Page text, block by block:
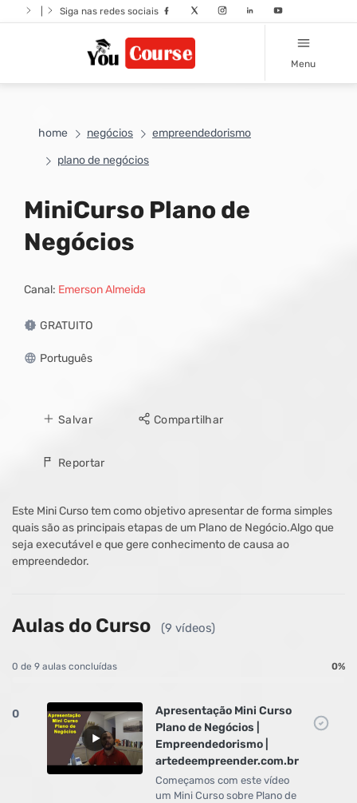
Siga nas redes sociais
Menu
home negócios
empreendedorismo
plano de negócios
MiniCurso Plano de
Negócios
Canal: Emerson Almeida
GRATUITO
Português
Salvar Compartilhar
Reportar
Este Mini Curso tem como objetivo apresentar de forma simples
quais são as principais etapas de um Plano de Negócio.Algo que
seja executável e que gere conhecimento de causa ao
empreendedor.
Aulas do Curso (9 vídeos)
0 de 9 aulas concluídas 0%
0
Apresentação Mini Curso
Plano de Negócios |
Empreendedorismo |
artedeempreender.com.br
Começamos com este vídeo
um Mini Curso sobre Plano de